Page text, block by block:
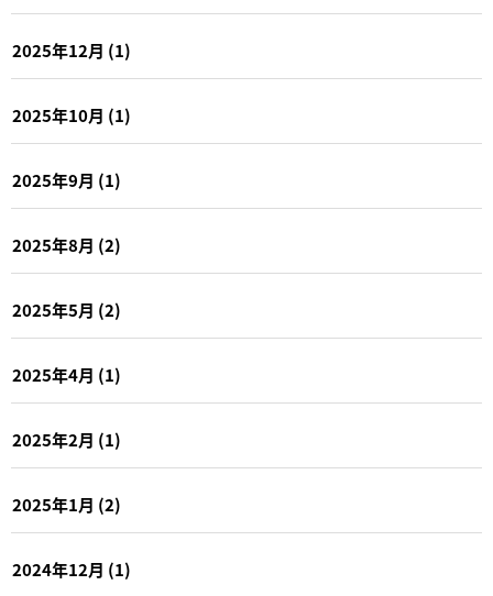
2025年12月 (1)
2025年10月 (1)
2025年9月 (1)
2025年8月 (2)
2025年5月 (2)
2025年4月 (1)
2025年2月 (1)
2025年1月 (2)
2024年12月 (1)